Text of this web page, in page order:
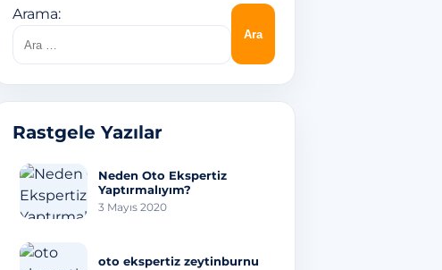
Arama:
Rastgele Yazılar
Neden Oto Ekspertiz
Yaptırmalıyım?
3 Mayıs 2020
oto ekspertiz zeytinburnu